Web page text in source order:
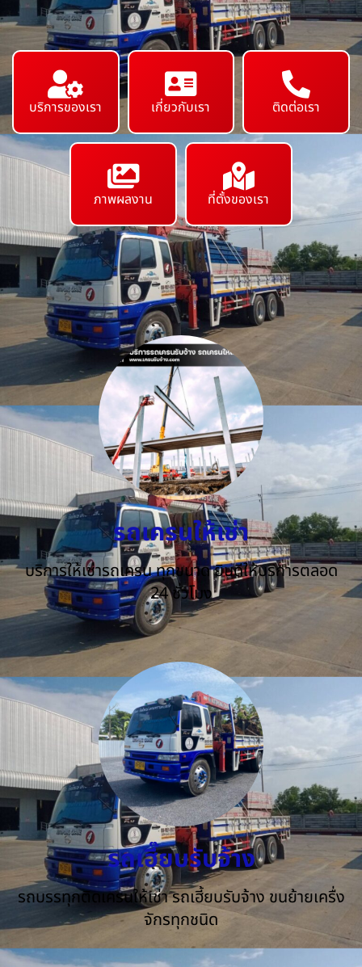
บริการของเรา เกี่ยวกับเรา ติดต่อเรา
ภาพผลงาน ที่ตั้งของเรา
รถเครนให้เช่า
บริการให้เช่ารถเครน ทุกขนาด ยินดีให้บริการตลอด
24 ชั่วโมง
รถเฮี๊ยบรับจ้าง
รถบรรทุกติดเครนให้เช่า รถเฮี้ยบรับจ้าง ขนย้ายเครื่ง
จักรทุกชนิด